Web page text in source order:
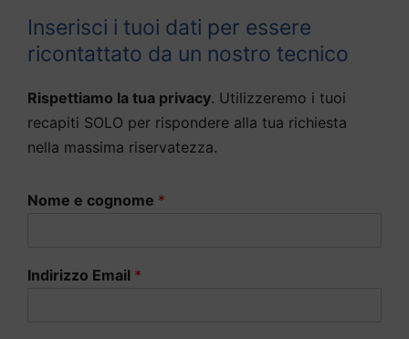
Inserisci i tuoi dati per essere
ricontattato da un nostro tecnico
Rispettiamo la tua privacy. Utilizzeremo i tuoi
recapiti SOLO per rispondere alla tua richiesta
nella massima riservatezza.
Nome e cognome *
Indirizzo Email *